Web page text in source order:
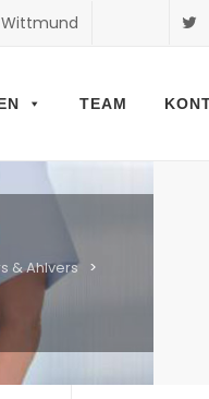
Wittmund
TEAM
& Ahlvers
>